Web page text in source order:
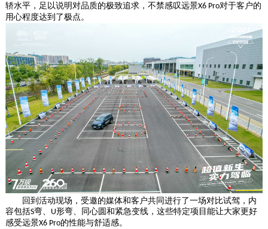
轿水平，足以说明对品质的极致追求，不禁感叹远景X6 Pro对于客户的
用心程度达到了极点。
回到活动现场，受邀的媒体和客户共同进行了一场对比试驾， 内
容包括S弯、 U形弯、同心圆和紧急变线，这些特定项目能让大家更好
感受远景X6 Pro的性能与舒适感。